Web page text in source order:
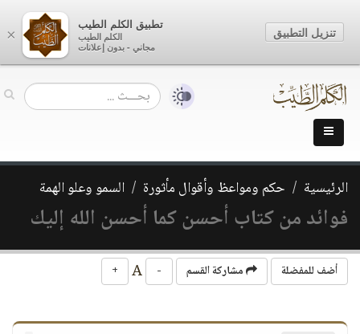
الرئيسية حكم ومواعظ وأقوال مأثورة السمو وعلو الهمة
فوائد من كتاب أحسن كما أحسن الله إليك
أضف للمفضلة مشاركة القسم -
+
×
تطبيق الكلم الطيب
الكلم الطيب
مجاني - بدون إعلانات
تنزيل التطبيق